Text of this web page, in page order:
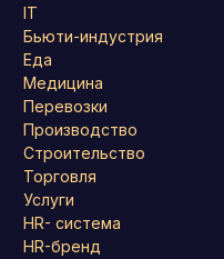
IT
Бьюти-индустрия
Еда
Медицина
Перевозки
Производство
Строительство
Торговля
Услуги
HR- система
HR-бренд